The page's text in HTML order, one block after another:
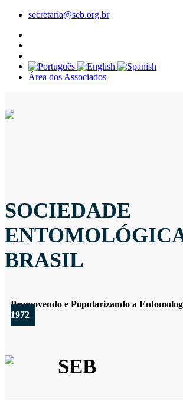
secretaria@seb.org.br
Área dos Associados
SOCIEDADE
BRASIL
Promovendo e Popularizando a
1972
SEB